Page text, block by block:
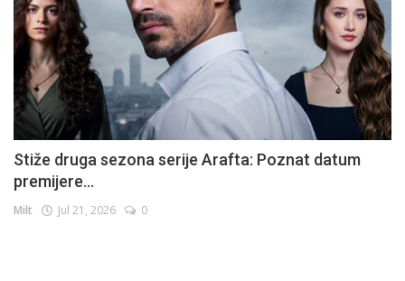
Stiže druga sezona serije Arafta: Poznat datum
premijere...
Milt Jul 21, 2026 0